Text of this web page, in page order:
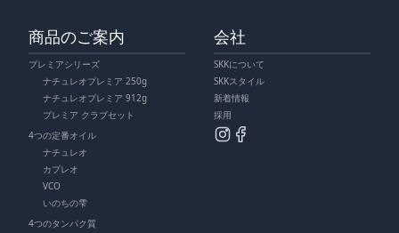
商品のご案内
プレミアシリーズ
ナチュレオプレミア 250g
ナチュレオプレミア 912g
プレミア クラブセット
4つの定番オイル
ナチュレオ
カプレオ
VCO
いのちの雫
4つのタンパク質
会社
SKKについて
SKKスタイル
新着情報
採用